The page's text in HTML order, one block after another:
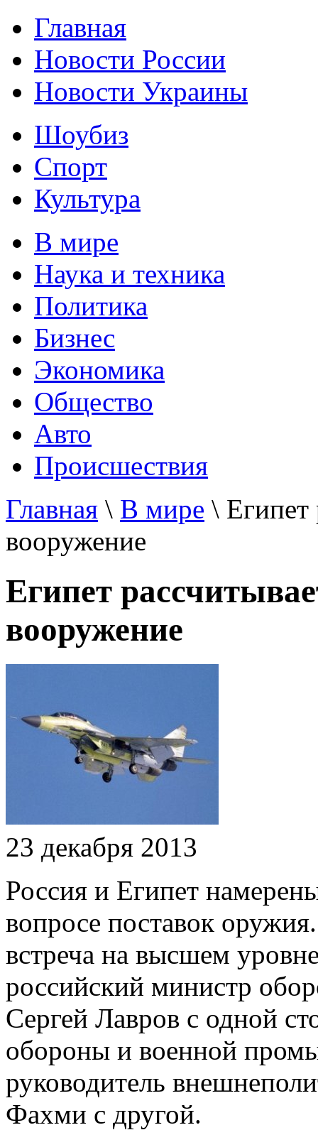
Главная
Новости России
Новости Украины
Шоубиз
Спорт
Культура
В мире
Наука и техника
Политика
Бизнес
Экономика
Общество
Авто
Происшествия
Главная \ В мире \ Египет
вооружение
Египет
вооружение
23 декабря 2013
Россия и Египет
вопросе поставок
встреча на высшем
российский министр
Сергей Лавров с одной
обороны и военной
руководитель
Фахми с другой.